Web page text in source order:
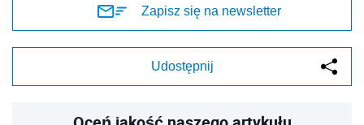
Zapisz się na newsletter
Udostępnij